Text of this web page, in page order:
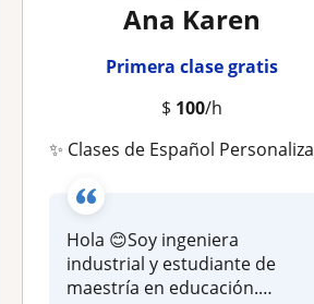
Ana Karen
Primera clase gratis
$ 100/h
✨ Clases de Español Personalizadas | Apoyo Escolar y Regularización 📚
Hola 😊Soy ingeniera
industrial y estudiante de
maestría en educación.